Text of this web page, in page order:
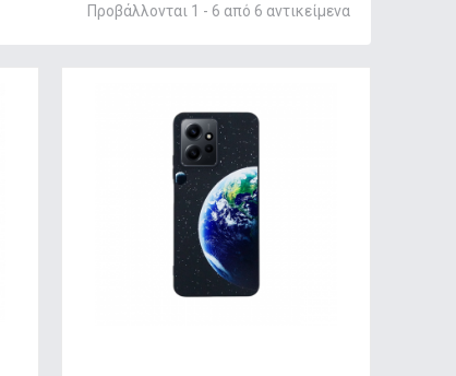
Προβάλλονται 1 - 6 από 6 αντικείμενα